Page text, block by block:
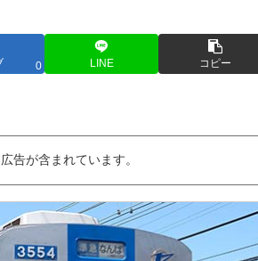
0 LINE コピー
告が含まれています。